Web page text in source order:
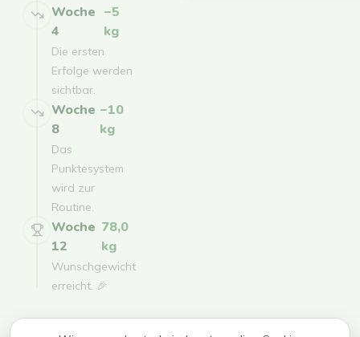
Woche
4
−5
kg
Die ersten
Erfolge werden
sichtbar.
Woche
8
−10
kg
Das
Punktesystem
wird zur
Routine.
Woche
12
78,0
kg
Wunschgewicht
erreicht. 🎉